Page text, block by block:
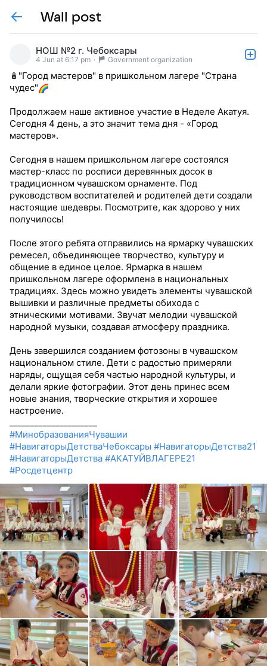
Wall post
НОШ №2 г. Чебоксары
4 Jun at 6:17 pm · Government organization
🪆"Город мастеров" в пришкольном лагере "Страна
чудес"
Продолжаем наше активное участие в Неделе Акатуя.
Сегодня 4 день, а это значит тема дня - «Город
мастеров».
Сегодня в нашем пришкольном лагере состоялся
мастер-класс по росписи деревянных досок в
традиционном чувашском орнаменте. Под
руководством воспитателей и родителей дети создали
настоящие шедевры. Посмотрите, как здорово у них
получилось!
После этого ребята отправились на ярмарку чувашских
ремесел, объединяющее творчество, культуру и
общение в единое целое. Ярмарка в нашем
пришкольном лагере оформлена в национальных
традициях. Здесь можно увидеть элементы чувашской
вышивки и различные предметы обихода с
этническими мотивами. Звучат мелодии чувашской
народной музыки, создавая атмосферу праздника.
День завершился созданием фотозоны в чувашском
национальном стиле. Дети с радостью примеряли
наряды, ощущая себя частью народной культуры, и
делали яркие фотографии. Этот день принес всем
новые знания, творческие открытия и хорошее
настроение.
#МинобразованияЧувашии
#НавигаторыДетстваЧебоксары #НавигаторыДетства21
#НавигаторыДетства #АКАТУЙВЛАГЕРЕ21
#Росдетцентр